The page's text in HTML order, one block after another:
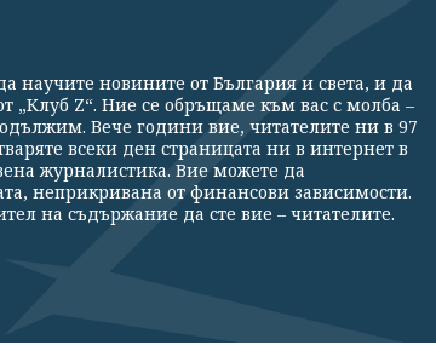
научите новините от България и света, и да
„Клуб Z“. Ние се обръщаме към вас с молба –
Вече години вие, читателите ни в 97
всеки ден страницата ни в интернет в
журналистика. Вие можете да
неприкривана от финансови зависимости.
на съдържание да сте вие – читателите.